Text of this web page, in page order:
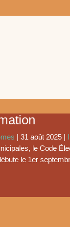
|31 août 2025 |
le Code
le 1er